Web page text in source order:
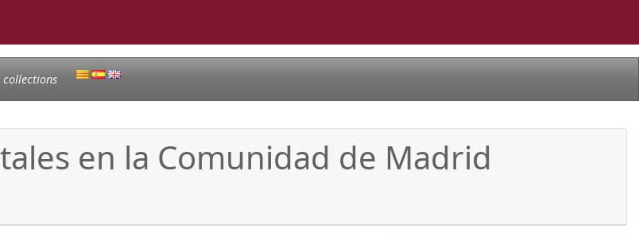
en la Comunidad de Madrid